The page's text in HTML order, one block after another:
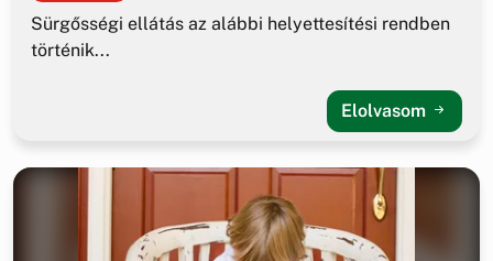
Sürgősségi ellátás az alábbi helyettesítési rendben
történik...
Elolvasom